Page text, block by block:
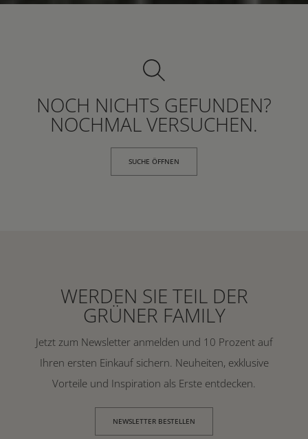
NOCH NICHTS GEFUNDEN?
NOCHMAL VERSUCHEN.
SUCHE ÖFFNEN
WERDEN SIE TEIL DER
GRÜNER FAMILY
Jetzt zum Newsletter anmelden und 10 Prozent auf
Ihren ersten Einkauf sichern. Neuheiten, exklusive
Vorteile und Inspiration als Erste entdecken.
NEWSLETTER BESTELLEN